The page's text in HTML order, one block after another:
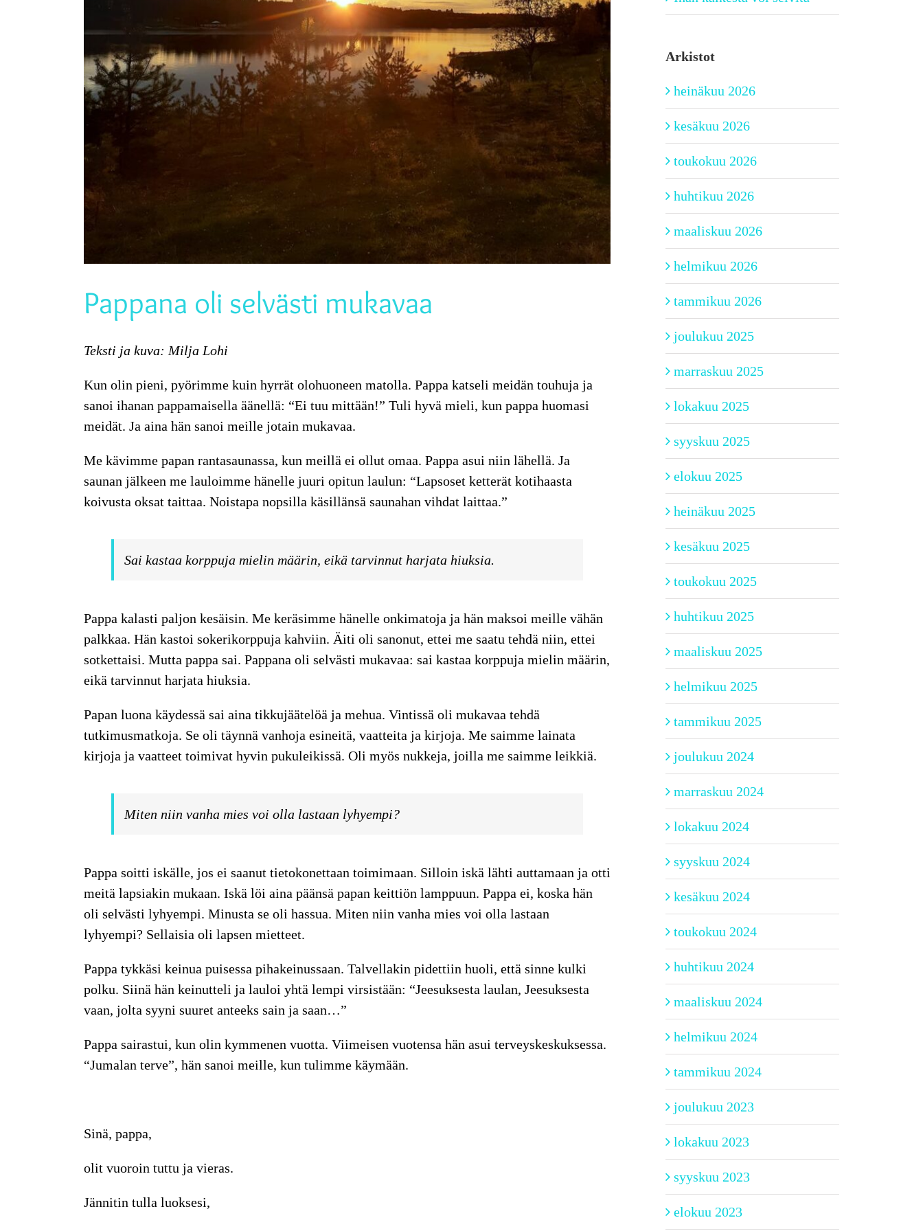
Pappana oli selvästi mukavaa
Teksti ja kuva: Milja Lohi
Kun olin pieni, pyörimme kuin hyrrät olohuoneen matolla. Pappa katseli meidän touhuja ja
sanoi ihanan pappamaisella äänellä: “Ei tuu mittään!” Tuli hyvä mieli, kun pappa huomasi
meidät. Ja aina hän sanoi meille jotain mukavaa.
Me kävimme papan rantasaunassa, kun meillä ei ollut omaa. Pappa asui niin lähellä. Ja
saunan jälkeen me lauloimme hänelle juuri opitun laulun: “Lapsoset ketterät kotihaasta
koivusta oksat taittaa. Noistapa nopsilla käsillänsä saunahan vihdat laittaa.”
Sai kastaa korppuja mielin määrin, eikä tarvinnut harjata hiuksia.
Pappa kalasti paljon kesäisin. Me keräsimme hänelle onkimatoja ja hän maksoi meille vähän
palkkaa. Hän kastoi sokerikorppuja kahviin. Äiti oli sanonut, ettei me saatu tehdä niin, ettei
sotkettaisi. Mutta pappa sai. Pappana oli selvästi mukavaa: sai kastaa korppuja mielin määrin,
eikä tarvinnut harjata hiuksia.
Papan luona käydessä sai aina tikkujäätelöä ja mehua. Vintissä oli mukavaa tehdä
tutkimusmatkoja. Se oli täynnä vanhoja esineitä, vaatteita ja kirjoja. Me saimme lainata
kirjoja ja vaatteet toimivat hyvin pukuleikissä. Oli myös nukkeja, joilla me saimme leikkiä.
Miten niin vanha mies voi olla lastaan lyhyempi?
Pappa soitti iskälle, jos ei saanut tietokonettaan toimimaan. Silloin iskä lähti auttamaan ja otti
meitä lapsiakin mukaan. Iskä löi aina päänsä papan keittiön lamppuun. Pappa ei, koska hän
oli selvästi lyhyempi. Minusta se oli hassua. Miten niin vanha mies voi olla lastaan
lyhyempi? Sellaisia oli lapsen mietteet.
Pappa tykkäsi keinua puisessa pihakeinussaan. Talvellakin pidettiin huoli, että sinne kulki
polku. Siinä hän keinutteli ja lauloi yhtä lempi virsistään: “Jeesuksesta laulan, Jeesuksesta
vaan, jolta syyni suuret anteeks sain ja saan…”
Pappa sairastui, kun olin kymmenen vuotta. Viimeisen vuotensa hän asui terveyskeskuksessa.
“Jumalan terve”, hän sanoi meille, kun tulimme käymään.
Sinä, pappa,
olit vuoroin tuttu ja vieras.
Jännitin tulla luoksesi,
Arkistot
heinäkuu 2026
kesäkuu 2026
toukokuu 2026
huhtikuu 2026
maaliskuu 2026
helmikuu 2026
tammikuu 2026
joulukuu 2025
marraskuu 2025
lokakuu 2025
syyskuu 2025
elokuu 2025
heinäkuu 2025
kesäkuu 2025
toukokuu 2025
huhtikuu 2025
maaliskuu 2025
helmikuu 2025
tammikuu 2025
joulukuu 2024
marraskuu 2024
lokakuu 2024
syyskuu 2024
kesäkuu 2024
toukokuu 2024
huhtikuu 2024
maaliskuu 2024
helmikuu 2024
tammikuu 2024
joulukuu 2023
lokakuu 2023
syyskuu 2023
elokuu 2023